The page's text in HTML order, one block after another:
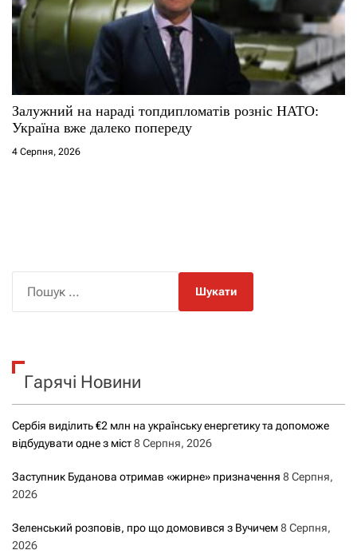
Залужний на нараді топдипломатів розніс НАТО:
Україна вже далеко попереду
4 Серпня, 2026
к
Гарячі Новини
Сербія виділить €2 млн на українську енергетику та допоможе
відбудувати одне з міст8 Серпня, 2026
Заступник Буданова отримав «жирне» призначення 8 Серпня,
2026
Зеленський розповів, про що домовився з Вучичем8 Серпня,
2026